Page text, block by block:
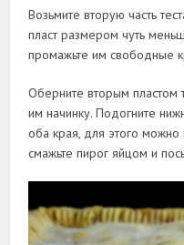
Возьмите вторую часть
пласт размером чуть
промажьте им свободные
Оберните вторым пластом
им начинку. Подогните
оба края, для этого можно
смажьте пирог яйцом и